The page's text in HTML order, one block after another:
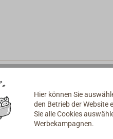
Hier können Sie
den Betrieb der Website
Sie alle Cookies
Werbekampagnen.